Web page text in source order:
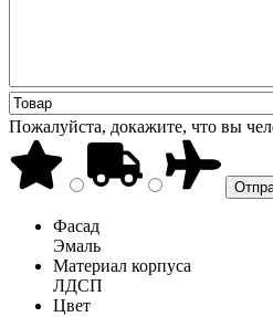
Пожалуйста, докажите, что вы
Фасад
Эмаль
Материал корпуса
ЛДСП
Цвет